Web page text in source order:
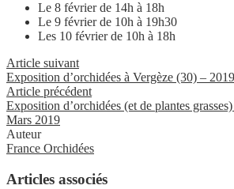
Le 8 février de 14h à 18h
Le 9 février de 10h à 19h30
Les 10 février de 10h à 18h
Article suivant
Exposition d’orchidées à Vergèze (30) – 2019
Article précédent
Exposition d’orchidées (et de plantes
Mars 2019
Auteur
France Orchidées
Articles associés